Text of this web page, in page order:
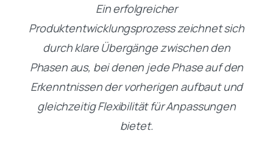
Ein erfolgreicher
Produktentwicklungsprozess zeichnet sich
durch klare Übergänge zwischen den
Phasen aus, bei denen jede Phase auf den
Erkenntnissen der vorherigen aufbaut und
gleichzeitig Flexibilität für Anpassungen
bietet.